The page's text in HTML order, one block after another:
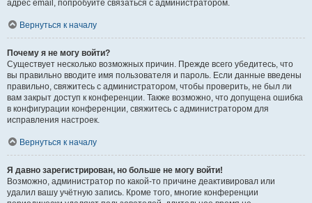
адрес email, попробуйте связаться с администратором.
Вернуться к началу
Почему я не могу войти?
Существует несколько возможных причин. Прежде всего убедитесь, что
вы правильно вводите имя пользователя и пароль. Если данные введены
правильно, свяжитесь с администратором, чтобы проверить, не был ли
вам закрыт доступ к конференции. Также возможно, что допущена ошибка
в конфигурации конференции, свяжитесь с администратором для
исправления настроек.
Вернуться к началу
Я давно зарегистрирован, но больше не могу войти!
Возможно, администратор по какой-то причине деактивировал или
удалил вашу учётную запись. Кроме того, многие конференции